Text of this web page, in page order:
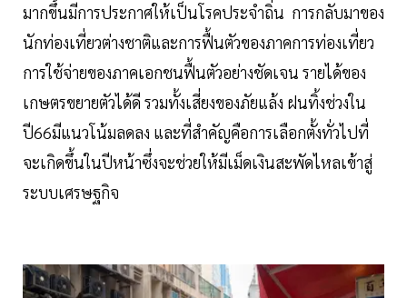
มากขึ้นมีการประกาศให้เป็นโรคประจำถิ่น การกลับมาของ
นักท่องเที่ยวต่างชาติและการฟื้นตัวของภาคการท่องเที่ยว
การใช้จ่ายของภาคเอกชนฟื้นตัวอย่างชัดเจน รายได้ของ
เกษตรขยายตัวได้ดี รวมทั้งเสี่ยงของภัยแล้ง ฝนทิ้งช่วงใน
ปี66มีแนวโน้มลดลง และที่สำคัญคือการเลือกตั้งทั่วไปที่
จะเกิดขึ้นในปีหน้าซึ่งจะช่วยให้มีเม็ดเงินสะพัดไหลเข้าสู่
ระบบเศรษฐกิจ